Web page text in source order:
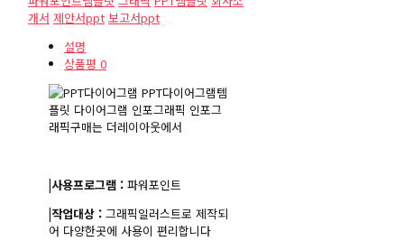
개서 제안서ppt 보고서ppt
설명
상품평 0
|사용프로그램 : 파워포인트
|작업대상 : 그래픽일러스트로 제작되
어 다양한곳에 사용이 편리합니다